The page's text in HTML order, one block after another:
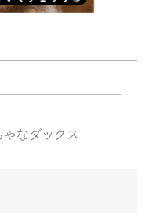
なダックス